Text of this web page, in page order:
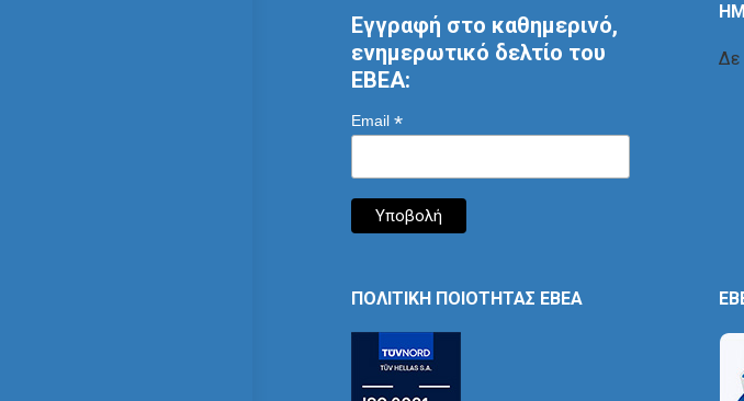
Εγγραφή στο καθημερινό,
ενημερωτικό δελτίο του
ΕΒΕΑ:
Email *
Δε
ΠΟΛΙΤΙΚΗ ΠΟΙΟΤΗΤΑΣ ΕΒΕΑ